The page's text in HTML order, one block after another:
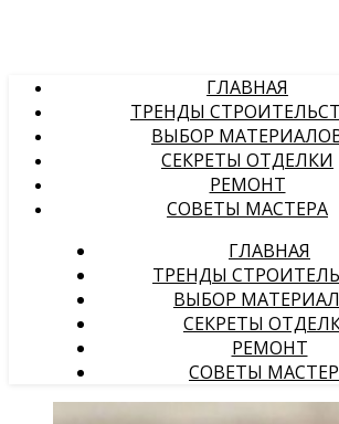
ГЛАВНАЯ
ТРЕНДЫ
ВЫБОР
СЕКРЕТЫ ОТДЕЛКИ
РЕМОНТ
СОВЕТЫ МАСТЕРА
ГЛАВНАЯ
ТРЕНДЫ
ВЫБОР
СЕКРЕТЫ
РЕМОНТ
СОВЕТЫ